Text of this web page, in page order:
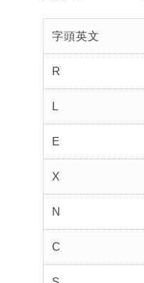
字頭英文
R
L
E
X
N
C